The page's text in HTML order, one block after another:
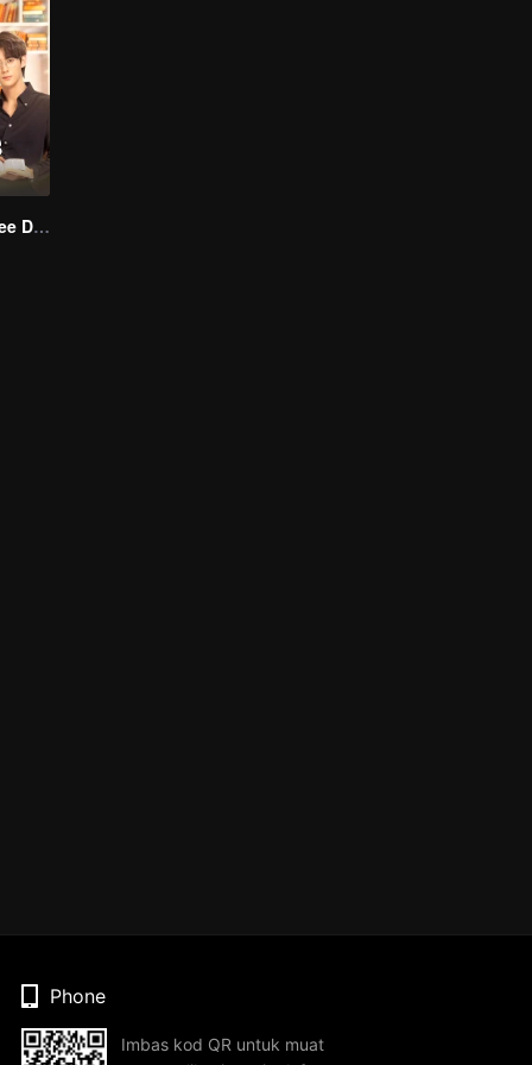
Love Me in Three Days
Phone
Imbas kod QR untuk muat